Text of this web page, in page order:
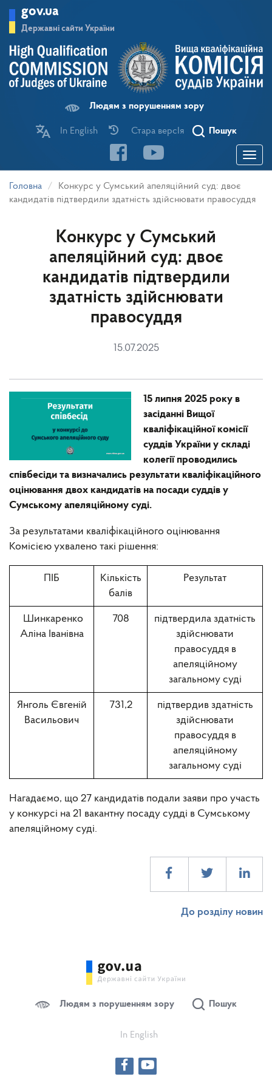
основного
матеріалу
gov.ua
Державні сайти України
Людям з порушенням зору
In English Стара версІя Пошук
Toggle
Головна
Конкурс у Сумський апеляційний суд: двоє
кандидатів підтвердили здатність здійснювати правосуддя
Конкурс у Сумський
апеляційний суд: двоє
кандидатів підтвердили
здатність здійснювати
правосуддя
15.07.2025
15 липня 2025 року в
засіданні Вищої
кваліфікаційної комісії
суддів України у складі
колегії проводились
співбесіди та визначались результати кваліфікаційного
оцінювання двох кандидатів на посади суддів у
Сумському апеляційному суді.
За результатами кваліфікаційного оцінювання
Комісією ухвалено такі рішення:
ПІБ
Кількість
балів
Результат
Шинкаренко
Аліна Іванівна
708
підтвердила здатність
здійснювати
правосуддя в
апеляційному
загальному суді
Янголь Євгеній
Васильович
731,2
підтвердив здатність
здійснювати
правосуддя в
апеляційному
загальному суді
Нагадаємо, що 27 кандидатів подали заяви про участь
у конкурсі на 21 вакантну посаду судді в Сумському
апеляційному суді.
До розділу новин
Людям з порушенням зору Пошук
In English